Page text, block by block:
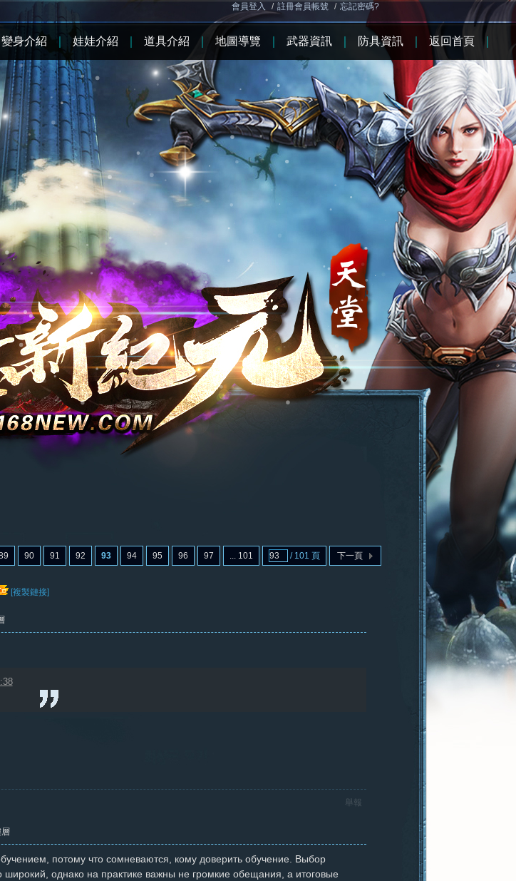
會員登入 / 註冊會員帳號 / 忘記密碼?
90 91 92 93 94 95 96 97 ... 101 / 101 頁 下一頁
[複製鏈接]
舉報
потому что сомневаются, кому доверить обучение. Выбор
широкий, однако на практике важны не громкие обещания, а итоговые